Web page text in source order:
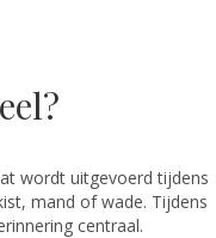
wordt uitgevoerd tijdens
mand of wade. Tijdens
centraal.